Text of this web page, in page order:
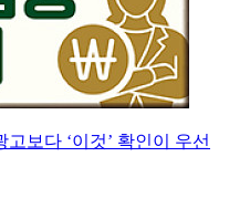
고보다 ‘이것’ 확인이 우선